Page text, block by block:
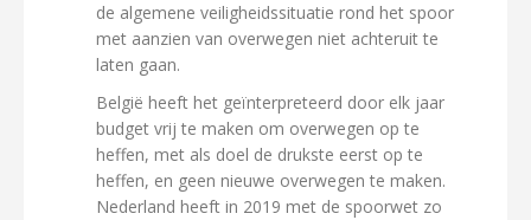
de algemene veiligheidssituatie rond het spoor
met aanzien van overwegen niet achteruit te
laten gaan.
België heeft het geïnterpreteerd door elk jaar
budget vrij te maken om overwegen op te
heffen, met als doel de drukste eerst op te
heffen, en geen nieuwe overwegen te maken.
Nederland heeft in 2019 met de spoorwet zo